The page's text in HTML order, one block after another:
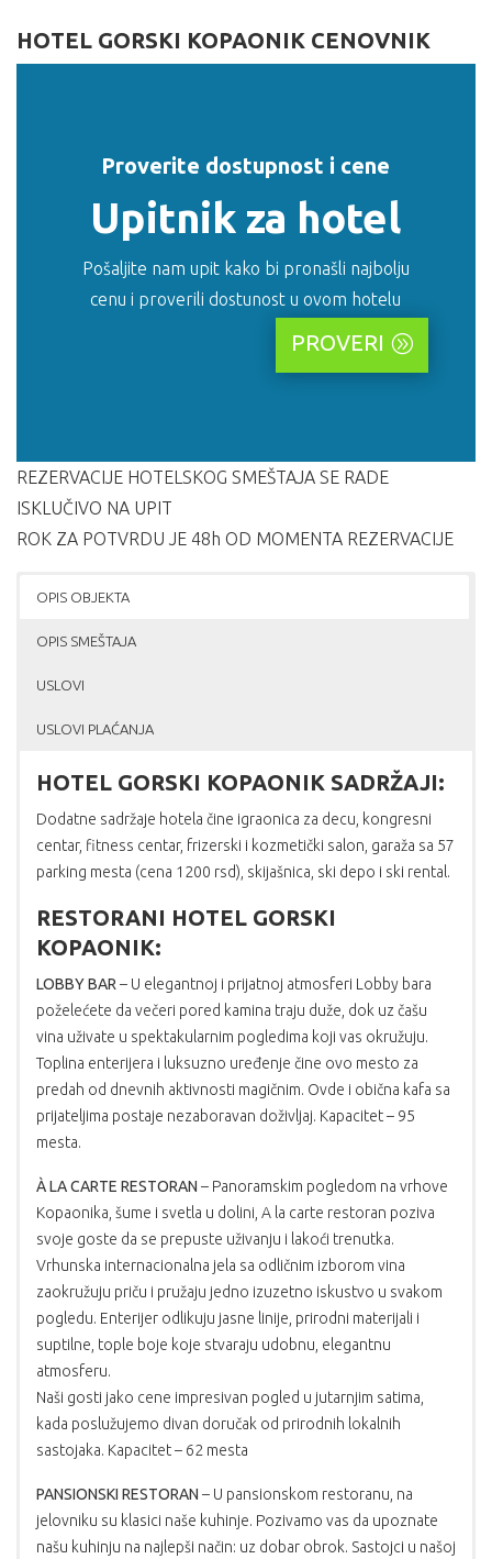
HOTEL GORSKI KOPAONIK CENOVNIK
Proverite dostupnost i cene
Upitnik za hotel
Pošaljite nam upit kako bi pronašli najbolju
cenu i proverili dostunost u ovom hotelu
PROVERI
REZERVACIJE HOTELSKOG SMEŠTAJA SE RADE
ISKLUČIVO NA UPIT
ROK ZA POTVRDU JE 48h OD MOMENTA REZERVACIJE
OPIS OBJEKTA
OPIS SMEŠTAJA
USLOVI
USLOVI PLAĆANJA
HOTEL GORSKI KOPAONIK SADRŽAJI:
Dodatne sadržaje hotela čine igraonica za decu, kongresni
centar, fitness centar, frizerski i kozmetički salon, garaža sa 57
parking mesta (cena 1200 rsd), skijašnica, ski depo i ski rental.
RESTORANI HOTEL GORSKI
KOPAONIK:
LOBBY BAR – U elegantnoj i prijatnoj atmosferi Lobby bara
poželećete da večeri pored kamina traju duže, dok uz čašu
vina uživate u spektakularnim pogledima koji vas okružuju.
Toplina enterijera i luksuzno uređenje čine ovo mesto za
predah od dnevnih aktivnosti magičnim. Ovde i obična kafa sa
prijateljima postaje nezaboravan doživljaj. Kapacitet – 95
mesta.
À LA CARTE RESTORAN – Panoramskim pogledom na vrhove
Kopaonika, šume i svetla u dolini, A la carte restoran poziva
svoje goste da se prepuste uživanju i lakoći trenutka.
Vrhunska internacionalna jela sa odličnim izborom vina
zaokružuju priču i pružaju jedno izuzetno iskustvo u svakom
pogledu. Enterijer odlikuju jasne linije, prirodni materijali i
suptilne, tople boje koje stvaraju udobnu, elegantnu
atmosferu.
Naši gosti jako cene impresivan pogled u jutarnjim satima,
kada poslužujemo divan doručak od prirodnih lokalnih
sastojaka. Kapacitet – 62 mesta
PANSIONSKI RESTORAN – U pansionskom restoranu, na
jelovniku su klasici naše kuhinje. Pozivamo vas da upoznate
našu kuhinju na najlepši način: uz dobar obrok. Sastojci u našoj